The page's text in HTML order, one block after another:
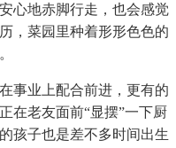
心地赤脚行走，也会感觉
，菜园里种着形形色色的
业上配合前进，更有的
在老友面前“显摆”一下厨
孩子也是差不多时间出生